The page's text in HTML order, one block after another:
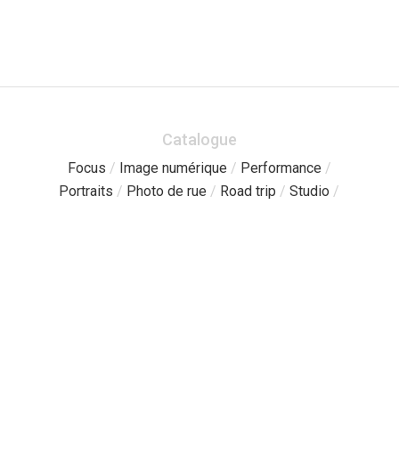
Catalogue
Focus / Image numérique / Performance /
Portraits / Photo de rue / Road trip /Studio /